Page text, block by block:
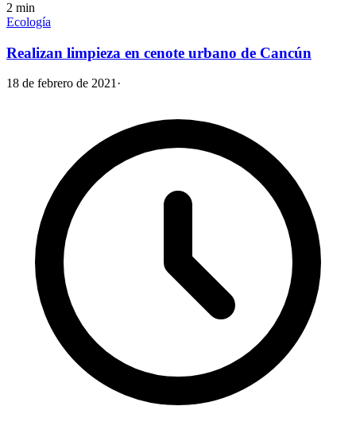
2 min
Ecología
Realizan limpieza en cenote urbano de Cancún
18 de febrero de 2021·